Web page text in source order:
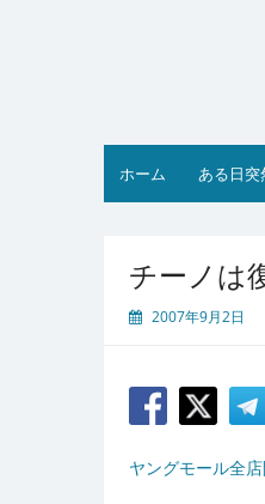
ホーム ある日突
チーノは
2007年9月2日
ヤングモール全